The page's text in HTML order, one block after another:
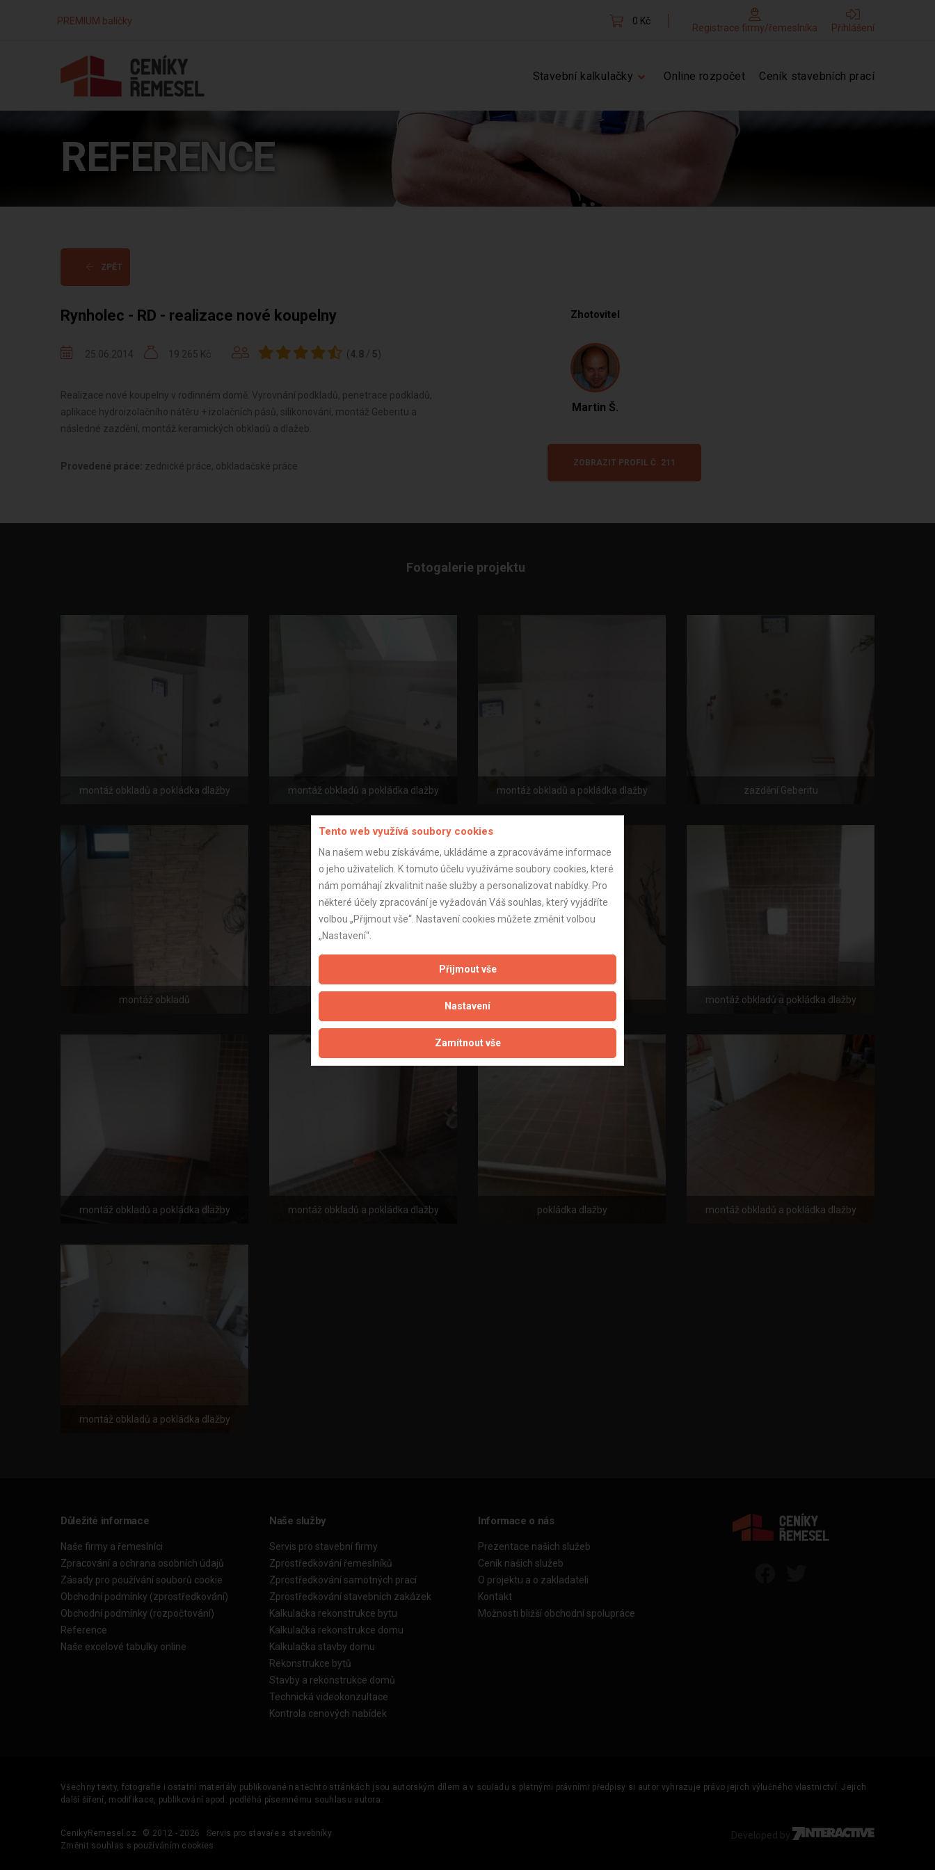
PREMIUM balíčky 0 Kč
Registrace firmy/řemeslníka Přihlášení
Stavební kalkulačky Online rozpočet Ceník stavebních prací
REFERENCE
ZPĚT
Rynholec - RD - realizace nové koupelny
25.06.2014 19 265 Kč ( 4.8 / 5)
Realizace nové koupelny v rodinném domě. Vyrovnání podkladů, penetrace podkladů,
aplikace hydroizolačního nátěru + izolačních pásů, silikonování, montáž Geberitu a
následné zazdění, montáž keramických obkladů a dlažeb.
Provedené práce: zednické práce, obkladačské práce
Zhotovitel
Martin Š.
ZOBRAZIT PROFIL Č. 211
Fotogalerie projektu
montáž obkladů a pokládka dlažby montáž obkladů a pokládka dlažby montáž obkladů a pokládka dlažby zazdění Geberitu
montáž obkladů montáž obkladů a pokládka dlažby
montáž obkladů a pokládka dlažby montáž obkladů a pokládka dlažby pokládka dlažby montáž obkladů a pokládka dlažby
montáž obkladů a pokládka dlažby
Důležité informace
Naše firmy a řemeslníci
Zpracování a ochrana osobních údajů
Zásady pro používání souborů cookie
Obchodní podmínky (zprostředkování)
Obchodní podmínky (rozpočtování)
Reference
Naše excelové tabulky online
Naše služby
Servis pro stavební firmy
Zprostředkování řemeslníků
Zprostředkování samotných prací
Zprostředkování stavebních zakázek
Kalkulačka rekonstrukce bytu
Kalkulačka rekonstrukce domu
Kalkulačka stavby domu
Rekonstrukce bytů
Stavby a rekonstrukce domů
Technická videokonzultace
Kontrola cenových nabídek
Informace o nás
Prezentace našich služeb
Ceník našich služeb
O projektu a o zakladateli
Kontakt
Možnosti bližší obchodní spolupráce
Všechny texty, fotografie i ostatní materiály publikované na těchto stránkách jsou autorským dílem a v souladu s platnými právními předpisy si autor vyhrazuje právo jejich výlučného vlastnictví. Jejich
další šíření, modifikace, publikování apod. podléhá písemnému souhlasu autora.
CenikyRemesel.cz © 2012 - 2026
Servis pro stavaře a stavebníky
Změnit souhlas s používáním cookies
Developed by
Tento web využívá soubory cookies
Na našem webu získáváme, ukládáme a zpracováváme informace
o jeho uživatelích. K tomuto účelu využíváme soubory cookies, které
nám pomáhají zkvalitnit naše služby a personalizovat nabídky. Pro
některé účely zpracování je vyžadován Váš souhlas, který vyjádříte
volbou „Přijmout vše“. Nastavení cookies můžete změnit volbou
„Nastavení“.
Přijmout vše
Nastavení
Zamítnout vše